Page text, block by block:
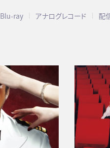
ray アナログレコード 配